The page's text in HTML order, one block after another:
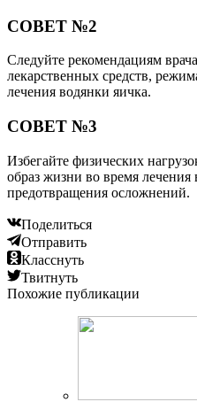
СОВЕТ №2
Следуйте рекомендациям
лекарственных средств,
лечения водянки яичка.
СОВЕТ №3
Избегайте физических
образ жизни во время лечения
предотвращения осложнений.
Поделиться
Отправить
Класснуть
Твитнуть
Похожие публикации